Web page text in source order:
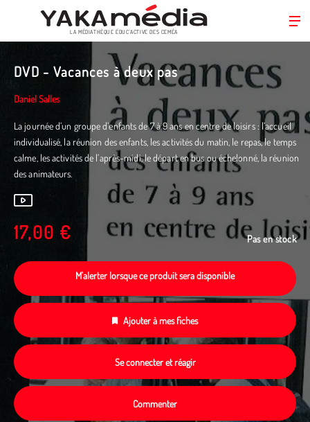
principal
LA MÉDIATHÈQUE ÉDUC’ACTIVE DES CEMÉA
DVD - Vacances à deux pas
Daniel Salles
La journée d’un groupe d’enfants de 7 à 9 ans en centre de loisirs : l’accueil
individualisé, la réunion des enfants, les activités du matin, le repas, le temps
calme, les activités de l’après-midi, le départ en bus ou échelonné, la réunion
des animateurs.
17,00 € Pas en stock
M'alerter lorsque ce produit sera disponible
Ajouter à mes fiches
Se connecter et réagir
Commenter